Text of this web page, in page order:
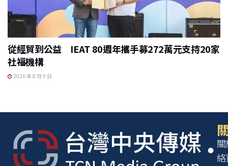
從經貿到公益 IEAT 80週年攜手募272萬元支持20家
社福機構
2026 年 8 月 9 日